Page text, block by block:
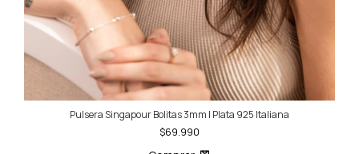
Pulsera Singapour Bolitas 3mm | Plata 925 Italiana
$69.990